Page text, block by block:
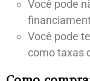
Você pode
Você pode
como taxas